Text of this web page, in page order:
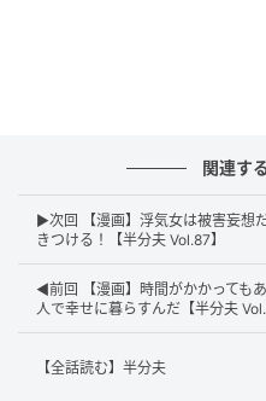
関連す
▶次回 【漫画】浮気女は被害妄想
きつける！【半分夫 Vol.87】
◀前回 【漫画】時間がかかっても
人で幸せに暮らすんだ【半分夫
【全話読む】半分夫